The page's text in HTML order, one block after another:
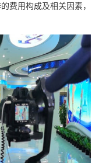
费用构成及相关因素，